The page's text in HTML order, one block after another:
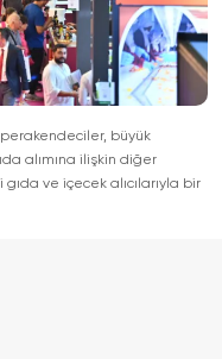
büyük
alımına ilişkin diğer
ve içecek alıcılarıyla bir